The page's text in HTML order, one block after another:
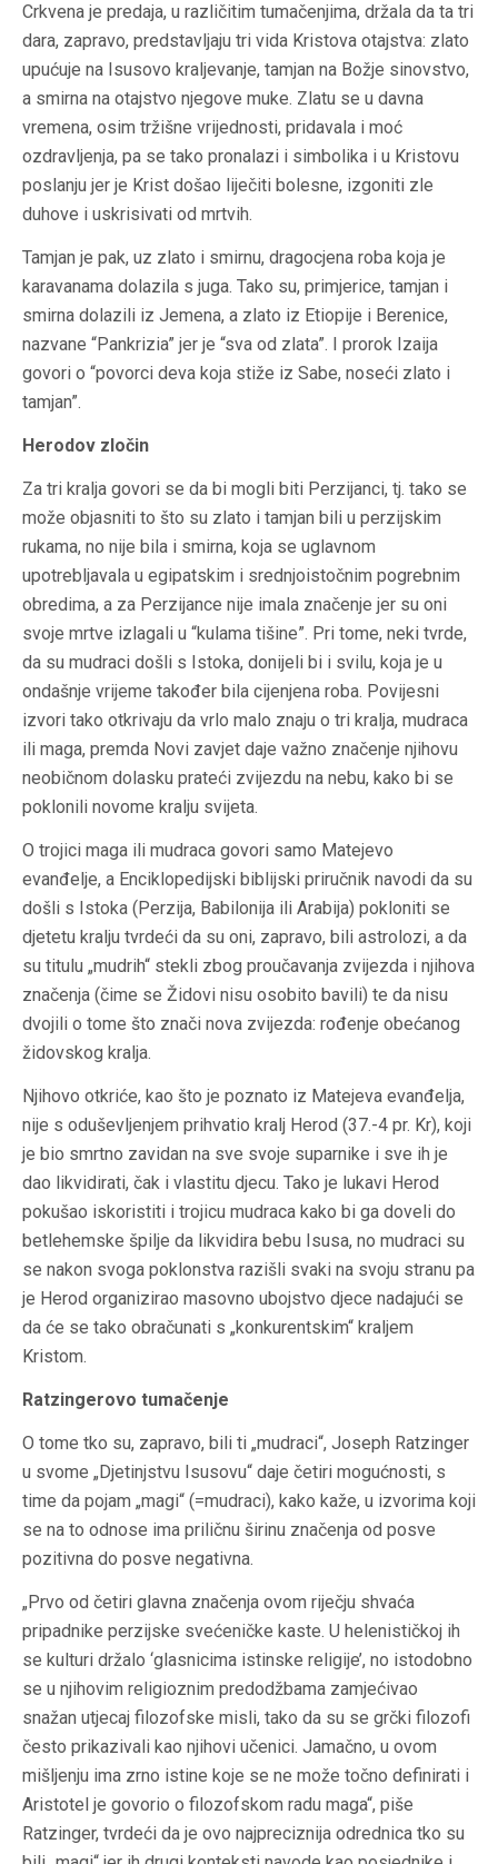
Crkvena je predaja, u različitim tumačenjima, držala da ta tri
dara, zapravo, predstavljaju tri vida Kristova otajstva: zlato
upućuje na Isusovo kraljevanje, tamjan na Božje sinovstvo,
a smirna na otajstvo njegove muke. Zlatu se u davna
vremena, osim tržišne vrijednosti, pridavala i moć
ozdravljenja, pa se tako pronalazi i simbolika i u Kristovu
poslanju jer je Krist došao liječiti bolesne, izgoniti zle
duhove i uskrisivati od mrtvih.
Tamjan je pak, uz zlato i smirnu, dragocjena roba koja je
karavanama dolazila s juga. Tako su, primjerice, tamjan i
smirna dolazili iz Jemena, a zlato iz Etiopije i Berenice,
nazvane “Pankrizia” jer je “sva od zlata”. I prorok Izaija
govori o “povorci deva koja stiže iz Sabe, noseći zlato i
tamjan”.
Herodov zločin
Za tri kralja govori se da bi mogli biti Perzijanci, tj. tako se
može objasniti to što su zlato i tamjan bili u perzijskim
rukama, no nije bila i smirna, koja se uglavnom
upotrebljavala u egipatskim i srednjoistočnim pogrebnim
obredima, a za Perzijance nije imala značenje jer su oni
svoje mrtve izlagali u “kulama tišine”. Pri tome, neki tvrde,
da su mudraci došli s Istoka, donijeli bi i svilu, koja je u
ondašnje vrijeme također bila cijenjena roba. Povijesni
izvori tako otkrivaju da vrlo malo znaju o tri kralja, mudraca
ili maga, premda Novi zavjet daje važno značenje njihovu
neobičnom dolasku prateći zvijezdu na nebu, kako bi se
poklonili novome kralju svijeta.
O trojici maga ili mudraca govori samo Matejevo
evanđelje, a Enciklopedijski biblijski priručnik navodi da su
došli s Istoka (Perzija, Babilonija ili Arabija) pokloniti se
djetetu kralju tvrdeći da su oni, zapravo, bili astrolozi, a da
su titulu „mudrih“ stekli zbog proučavanja zvijezda i njihova
značenja (čime se Židovi nisu osobito bavili) te da nisu
dvojili o tome što znači nova zvijezda: rođenje obećanog
židovskog kralja.
Njihovo otkriće, kao što je poznato iz Matejeva evanđelja,
nije s oduševljenjem prihvatio kralj Herod (37.-4 pr. Kr), koji
je bio smrtno zavidan na sve svoje suparnike i sve ih je
dao likvidirati, čak i vlastitu djecu. Tako je lukavi Herod
pokušao iskoristiti i trojicu mudraca kako bi ga doveli do
betlehemske špilje da likvidira bebu Isusa, no mudraci su
se nakon svoga poklonstva razišli svaki na svoju stranu pa
je Herod organizirao masovno ubojstvo djece nadajući se
da će se tako obračunati s „konkurentskim“ kraljem
Kristom.
Ratzingerovo tumačenje
O tome tko su, zapravo, bili ti „mudraci“, Joseph Ratzinger
u svome „Djetinjstvu Isusovu“ daje četiri mogućnosti, s
time da pojam „magi“ (=mudraci), kako kaže, u izvorima koji
se na to odnose ima priličnu širinu značenja od posve
pozitivna do posve negativna.
„Prvo od četiri glavna značenja ovom riječju shvaća
pripadnike perzijske svećeničke kaste. U helenističkoj ih
se kulturi držalo ‘glasnicima istinske religije’, no istodobno
se u njihovim religioznim predodžbama zamjećivao
snažan utjecaj filozofske misli, tako da su se grčki filozofi
često prikazivali kao njihovi učenici. Jamačno, u ovom
mišljenju ima zrno istine koje se ne može točno definirati i
Aristotel je govorio o filozofskom radu maga“, piše
Ratzinger, tvrdeći da je ovo najpreciznija odrednica tko su